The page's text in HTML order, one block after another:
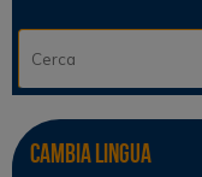
Cambia lingua